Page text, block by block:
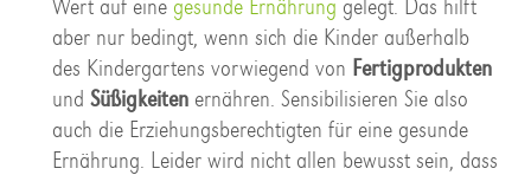
Wert auf eine gesunde Ernährung gelegt. Das hilft
aber nur bedingt, wenn sich die Kinder außerhalb
des Kindergartens vorwiegend von Fertigprodukten
und Süßigkeitenernähren. Sensibilisieren Sie also
auch die Erziehungsberechtigten für eine gesunde
Ernährung. Leider wird nicht allen bewusst sein, dass